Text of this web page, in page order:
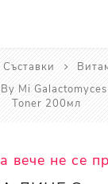
Съставки
Mi Galactomyces
Toner 200мл
вече не се